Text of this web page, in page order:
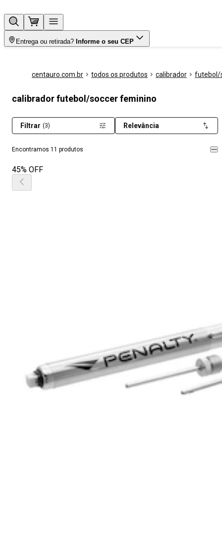
Entrega ou retirada? Informe o seu CEP
centauro.com.br todos os produtos calibrador futebol/
calibrador futebol/soccer feminino
Encontramos 11 produtos
Filtrar (3) Relevância
45% OFF